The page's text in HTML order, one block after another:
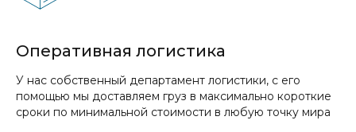
Оперативная логистика
У нас собственный департамент логистики, с его
помощью мы доставляем груз в максимально короткие
сроки по минимальной стоимости в любую точку мира